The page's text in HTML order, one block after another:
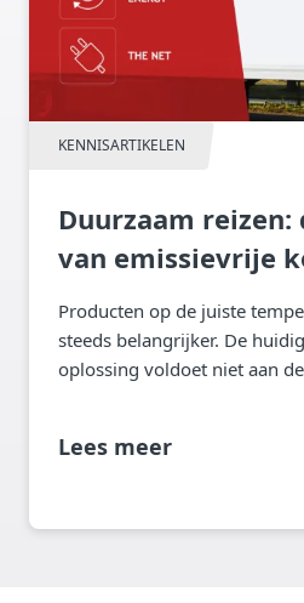
KENNISARTIKELEN
Duurzaam
van emissievrije
Producten op de juiste
steeds belangrijker. De
oplossing voldoet niet aan de
zoek naar elektrische
grote industrieën op om te
Lees meer